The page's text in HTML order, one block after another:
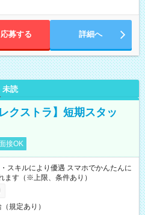
応募する 詳細へ
未読
クストラ】短期スタッ
接OK
キルにより優遇 スマホでかんたんに
ます（※上限、条件あり）
規定あり）